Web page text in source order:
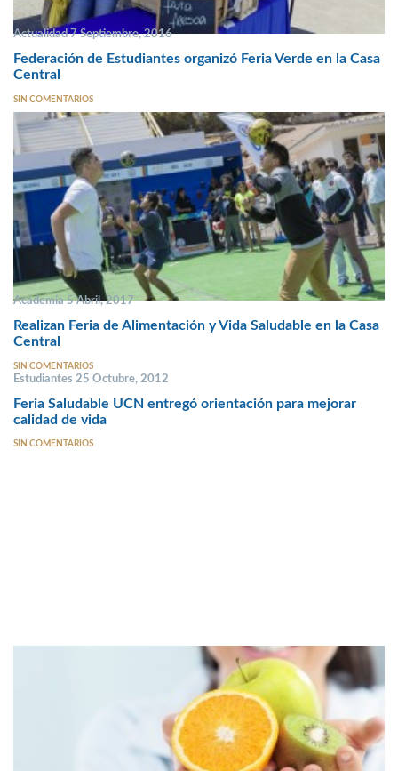
Actualidad 7 Septiembre, 2016
Federación de Estudiantes organizó Feria Verde en la Casa
Central
SIN COMENTARIOS
Academia 5 Abril, 2017
Realizan Feria de Alimentación y Vida Saludable en la Casa
Central
SIN COMENTARIOS
Estudiantes 25 Octubre, 2012
Feria Saludable UCN entregó orientación para mejorar
calidad de vida
SIN COMENTARIOS